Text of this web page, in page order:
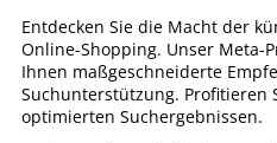
Entdecken Sie die Macht der
Online-Shopping. Unser Meta-
Ihnen maßgeschneiderte
Suchunterstützung. Profitieren
optimierten Suchergebnissen.